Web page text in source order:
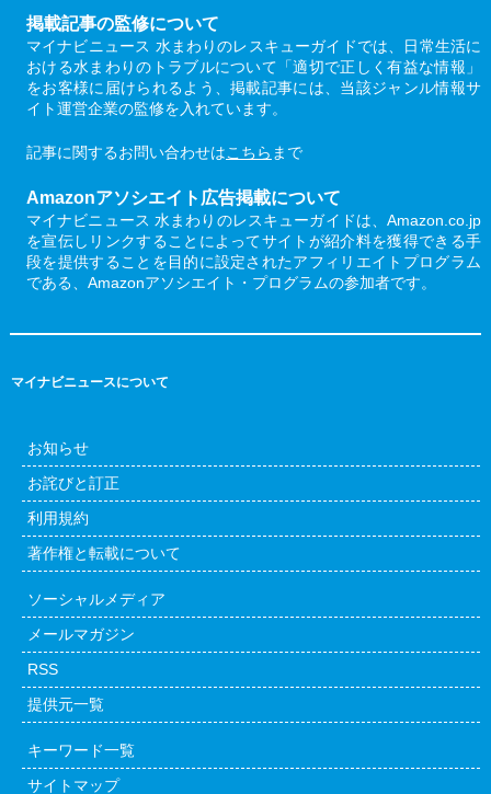
掲載記事の監修について
マイナビニュース 水まわりのレスキューガイドでは、日常生活に
おける水まわりのトラブルについて「適切で正しく有益な情報」
をお客様に届けられるよう、掲載記事には、当該ジャンル情報サ
イト運営企業の監修を入れています。
記事に関するお問い合わせはこちら まで
Amazonアソシエイト広告掲載について
マイナビニュース 水まわりのレスキューガイドは、Amazon.co.jp
を宣伝しリンクすることによってサイトが紹介料を獲得できる手
段を提供することを目的に設定されたアフィリエイトプログラム
である、Amazonアソシエイト・プログラムの参加者です。
マイナビニュースについて
お知らせ
お詫びと訂正
利用規約
著作権と転載について
ソーシャルメディア
メールマガジン
RSS
提供元一覧
キーワード一覧
サイトマップ